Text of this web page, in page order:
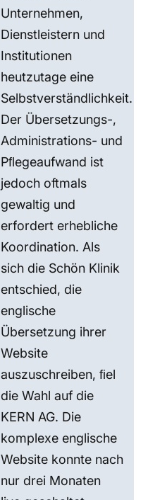
Unternehmen,
Dienstleistern und
Institutionen
heutzutage eine
Selbstverständlichkeit.
Der Übersetzungs-,
Administrations- und
Pﬂegeaufwand ist
jedoch oftmals
gewaltig und
erfordert erhebliche
Koordination. Als
sich die Schön Klinik
entschied, die
englische
Übersetzung ihrer
Website
auszuschreiben, ﬁel
die Wahl auf die
KERN AG. Die
komplexe englische
Website konnte nach
nur drei Monaten